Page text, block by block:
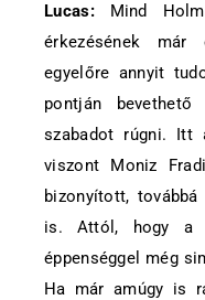
Lucas:Mind
érkezésének már
egyelőre annyit
pontján
szabadot rúgni. Itt
viszont Moniz
bizonyított,
is. Attól, hogy a
éppenséggel még
Ha már amúgy is